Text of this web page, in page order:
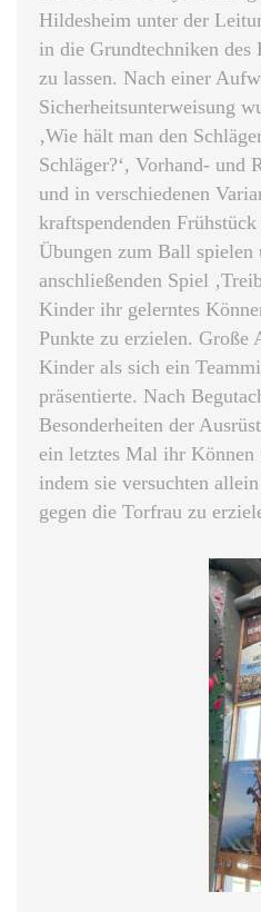
Hildesheim unter der
in die Grundtechniken des
zu lassen. Nach einer
Sicherheitsunterweisung
‚Wie hält man den
Schläger?‘, Vorhand- und
und in verschiedenen
kraftspendenden
Übungen zum Ball
anschließenden Spiel
Kinder ihr gelerntes
Punkte zu erzielen. Große
Kinder als sich ein
präsentierte. Nach
Besonderheiten der
ein letztes Mal ihr Können
indem sie versuchten
gegen die Torfrau zu